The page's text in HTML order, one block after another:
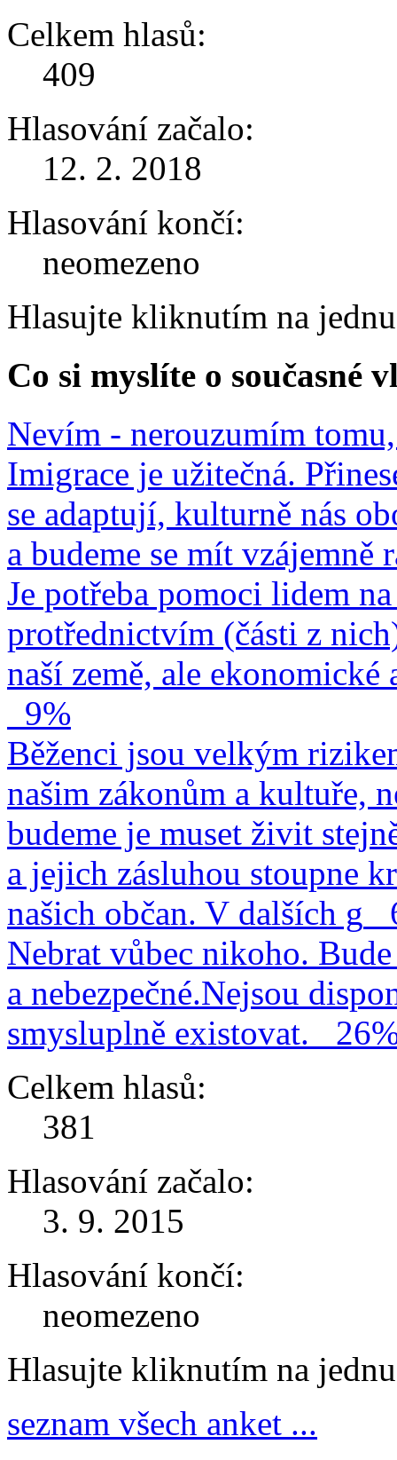
Celkem hlasů:
409
Hlasování začalo:
12. 2. 2018
Hlasování končí:
neomezeno
Hlasujte kliknutím na
Co si myslíte o současné
Nevím - nerouzumím
Imigrace je užitečná.
se adaptují, kulturně nás
a budeme se mít vzájemně
Je potřeba pomoci lidem
protřednictvím (části z
naší země, ale
9%
Běženci jsou velkým
našim zákonům a kultuře,
budeme je muset živit
a jejich zásluhou stoupne
našich občan. V dalších g
Nebrat vůbec nikoho.
a nebezpečné.Nejsou
smysluplně existovat.
Celkem hlasů:
381
Hlasování začalo:
3. 9. 2015
Hlasování končí:
neomezeno
Hlasujte kliknutím na
seznam všech anket ...